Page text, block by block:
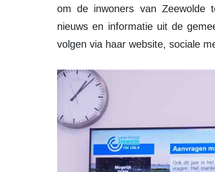
om de inwoners van Zeewolde
nieuws en informatie uit de
volgen via haar website, sociale